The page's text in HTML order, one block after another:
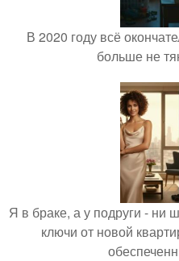
В 2020 году всё
больше не
Я в браке, а у подруги - ни
ключи от новой